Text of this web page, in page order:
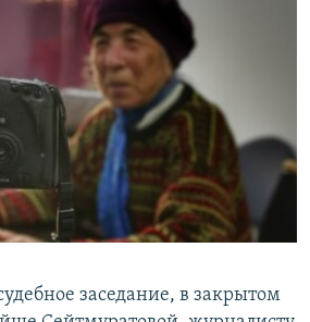
заседание, в закрытом